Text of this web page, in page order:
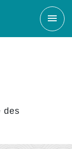
menu
des